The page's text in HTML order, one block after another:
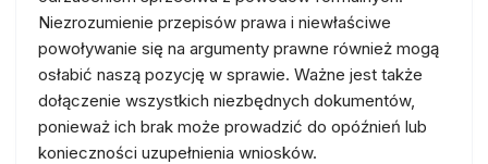
Niezrozumienie przepisów prawa i niewłaściwe
powoływanie się na argumenty prawne również mogą
osłabić naszą pozycję w sprawie. Ważne jest także
dołączenie wszystkich niezbędnych dokumentów,
ponieważ ich brak może prowadzić do opóźnień lub
konieczności uzupełnienia wniosków.